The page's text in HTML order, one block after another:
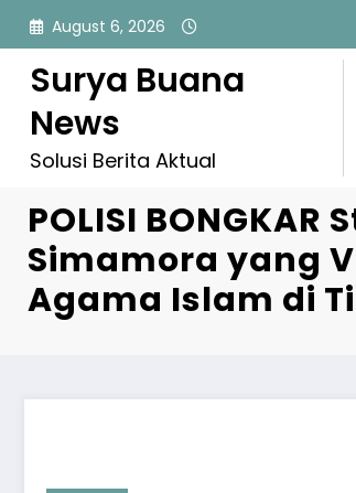
Skip
content
August 6, 2026
Surya Buana
News
Solusi Berita Aktual
POLISI BONGKAR
Simamora yang
Agama Islam di